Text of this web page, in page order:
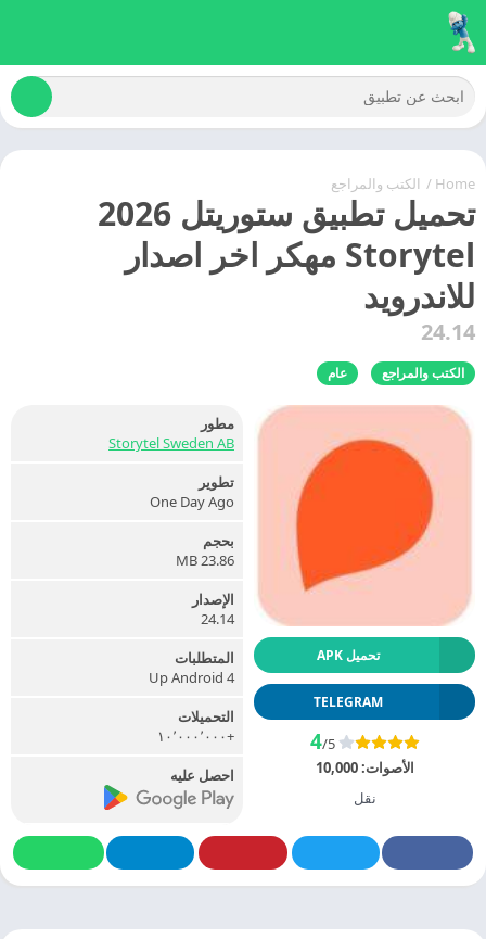
Home
/ الكتب والمراجع
تحميل تطبيق ستوريتل 2026
Storytel مهكر اخر اصدار
للاندرويد
24.14
الكتب والمراجع عام
تحميل APK
TELEGRAM
4/5
الأصوات:10,000
نقل
مطور
Storytel Sweden AB
تطوير
One Day Ago
بحجم
23.86 MB
الإصدار
24.14
المتطلبات
Up Android 4
التحميلات
+١٠٬٠٠٠٬٠٠٠
احصل عليه